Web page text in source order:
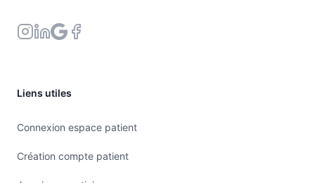
Liens utiles
Connexion espace patient
Création compte patient